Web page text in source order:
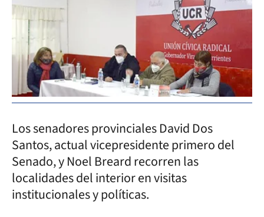
Los senadores provinciales David Dos
Santos, actual vicepresidente primero del
Senado, y Noel Breard recorren las
localidades del interior en visitas
institucionales y políticas.